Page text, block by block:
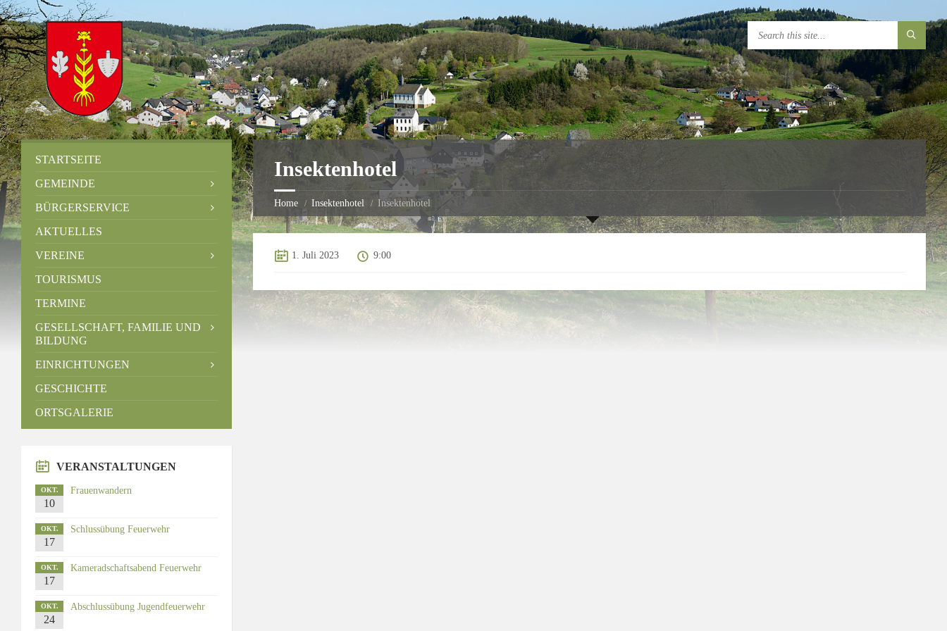
Insektenhotel
Home Insektenhotel Insektenhotel
1. Juli 2023 9:00
STARTSEITE
GEMEINDE
BÜRGERSERVICE
AKTUELLES
VEREINE
TOURISMUS
TERMINE
GESELLSCHAFT, FAMILIE UND
BILDUNG
EINRICHTUNGEN
GESCHICHTE
ORTSGALERIE
VERANSTALTUNGEN
OKT.
10
Frauenwandern
OKT.
17
Schlussübung Feuerwehr
OKT.
17
Kameradschaftsabend Feuerwehr
OKT.
24
Abschlussübung Jugendfeuerwehr